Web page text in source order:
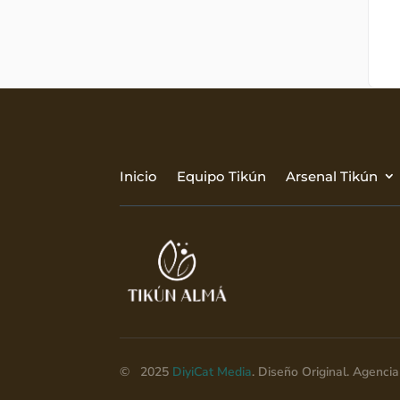
Inicio Equipo Tikún Arsenal Tikún
© 2025 DiyiCat Media. Diseño Original.